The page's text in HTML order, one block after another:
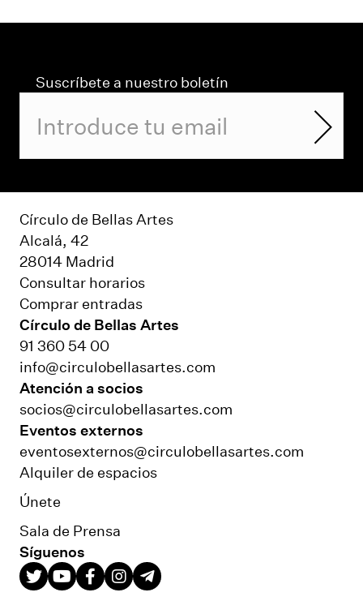
Suscríbete a nuestro boletín
Círculo de Bellas Artes
Alcalá, 42
28014 Madrid
Consultar horarios
Comprar entradas
Círculo de Bellas Artes
91 360 54 00
info@circulobellasartes.com
Atención a socios
socios@circulobellasartes.com
Eventos externos
eventosexternos@circulobellasartes.com
Alquiler de espacios
Únete
Sala de Prensa
Síguenos